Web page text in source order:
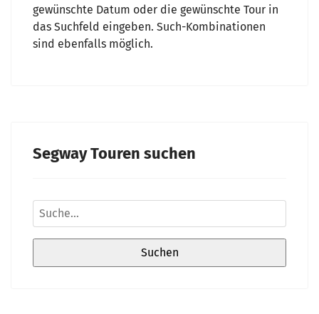
gewünschte Datum oder die gewünschte Tour in
das Suchfeld eingeben. Such-Kombinationen
sind ebenfalls möglich.
Segway Touren suchen